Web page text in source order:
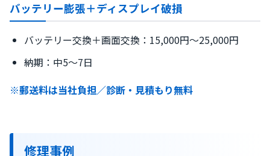
バッテリー膨張＋ディスプレイ破損
バッテリー交換＋画面交換：15,000円〜25,000円
納期：中5〜7日
※郵送料は当社負担／診断・見積もり無料
修理事例